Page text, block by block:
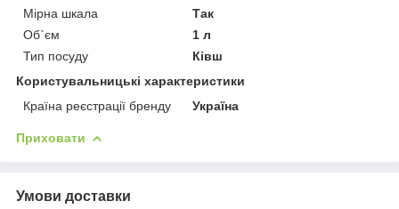
Мірна шкала
Так
Об`єм
1 л
Тип посуду
Ківш
Користувальницькі характеристики
Країна реєстрації бренду
Україна
Приховати
Умови доставки